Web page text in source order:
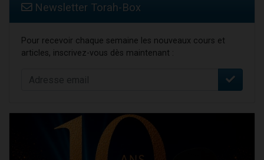
Newsletter Torah-Box
Pour recevoir chaque semaine les nouveaux cours et
articles, inscrivez-vous dès maintenant :